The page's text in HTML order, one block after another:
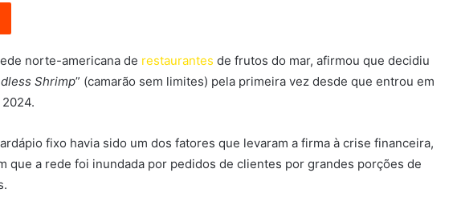
norte-americana de restaurantes de frutos do mar, afirmou que decidiu
Shrimp” (camarão sem limites) pela primeira vez desde que entrou em
fixo havia sido um dos fatores que levaram a firma à crise financeira,
que a rede foi inundada por pedidos de clientes por grandes porções de